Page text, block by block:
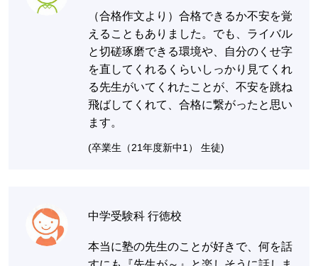
（合格作文より）合格できるか不安を覚
えることもありました。でも、ライバル
と切磋琢磨できる環境や、自分のくせ字
を直してくれるくらいしっかり見てくれ
る先生がいてくれたことが、不安を跳ね
飛ばしてくれて、合格に繋がったと思い
ます。
(卒業生（21年度新中1） 生徒)
中学受験科 行徳校
本当に塾の先生のことが好きで、何を話